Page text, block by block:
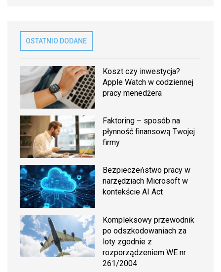
OSTATNIO DODANE
Koszt czy inwestycja?
Apple Watch w codziennej
pracy menedżera
Faktoring – sposób na
płynność finansową Twojej
firmy
Bezpieczeństwo pracy w
narzędziach Microsoft w
kontekście AI Act
Kompleksowy przewodnik
po odszkodowaniach za
loty zgodnie z
rozporządzeniem WE nr
261/2004